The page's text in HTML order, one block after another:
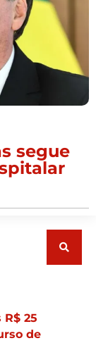
segue
25
de